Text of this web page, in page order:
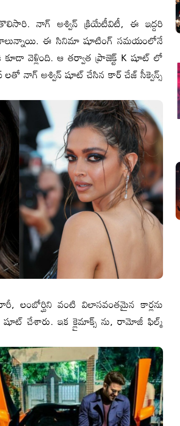
నాగ్ అశ్విన్ క్రియేటీవిటీ, ఈ ఇద్ద‌రి
ఈ సినిమా షూటింగ్ సమయంలోనే
వెళ్లింది. ఆ త‌ర్వాత‌ ప్రాజెక్ట్ K షూట్ లో
ల‌తో నాగ్ అశ్విన్ షూట్ చేసిన‌ కార్ చేజ్ సీక్వెన్స్
లంబోర్ఘిని వంటి విలాసవంతమైన కార్లను
చేశారు. ఇక‌ క్లైమాక్స్ ను, రామోజీ ఫిల్మ్